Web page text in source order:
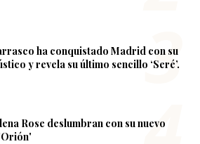
ha conquistado Madrid con su
y revela su último sencillo ‘Seré’.
Rose deslumbran con su nuevo